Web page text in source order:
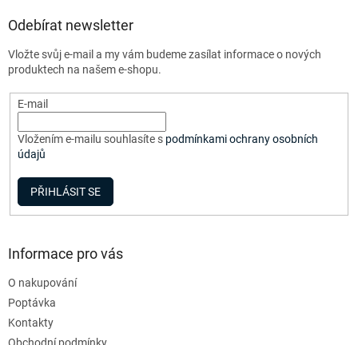
k
v
i
Odebírat newsletter
Vložte svůj e-mail a my vám budeme zasílat informace o nových
produktech na našem e-shopu.
E-mail
Vložením e-mailu souhlasíte s podmínkami ochrany osobních
údajů
PŘIHLÁSIT SE
Informace pro vás
O nakupování
Poptávka
Kontakty